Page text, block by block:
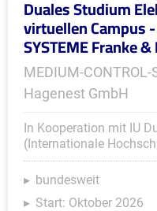
Duales Studium
virtuellen Campus
SYSTEME Franke
MEDIUM-
Hagenest GmbH
In Kooperation mit IU
(Internationale
bundesweit
Start: Oktober 2026